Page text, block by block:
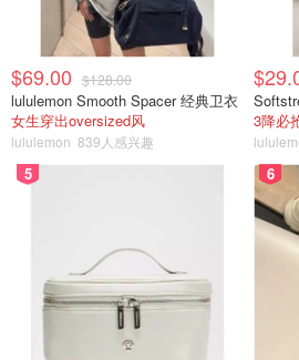
$69.00 $128.00
lululemon Smooth Spacer 经典卫衣
女生穿出oversized风
lululemon 839人感兴趣
3降必
5 6